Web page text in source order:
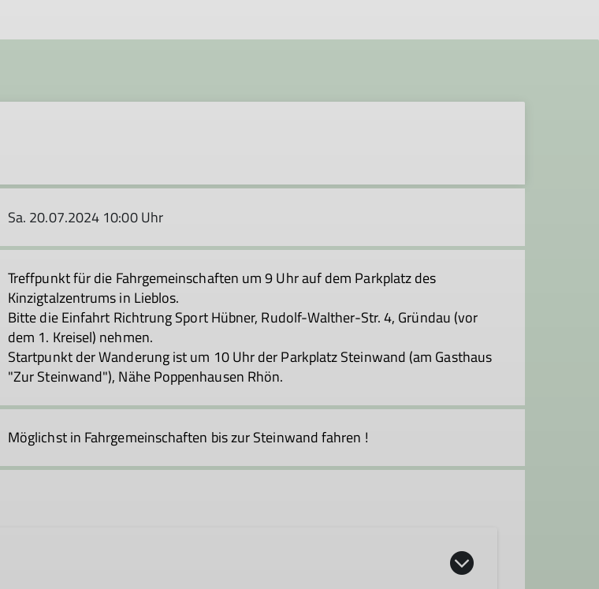
Sa. 20.07.2024 10:00 Uhr
Treffpunkt für die Fahrgemeinschaften um 9 Uhr auf dem Parkplatz des
Kinzigtalzentrums in Lieblos.
Bitte die Einfahrt Richtrung Sport Hübner, Rudolf-Walther-Str. 4, Gründau (vor
dem 1. Kreisel) nehmen.
Startpunkt der Wanderung ist um 10 Uhr der Parkplatz Steinwand (am Gasthaus
"Zur Steinwand"), Nähe Poppenhausen Rhön.
Möglichst in Fahrgemeinschaften bis zur Steinwand fahren !